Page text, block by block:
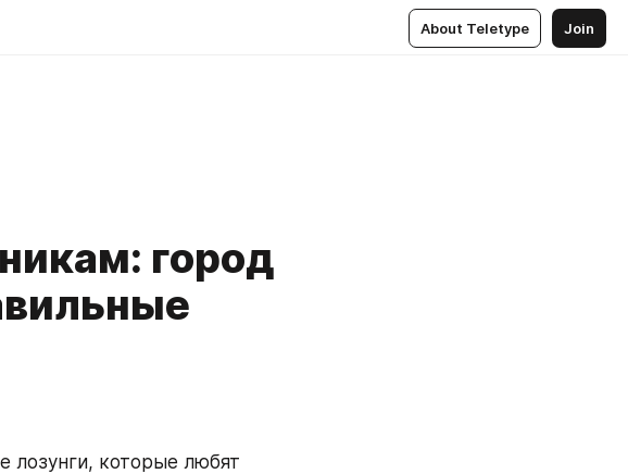
About Teletype Join
город
лозунги, которые любят